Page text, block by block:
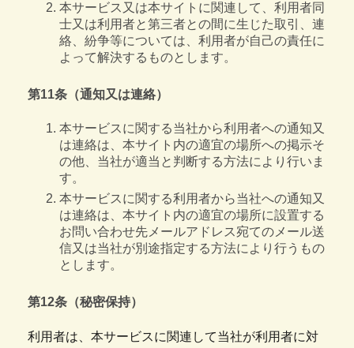
本サービス又は本サイトに関連して、利用者同
士又は利用者と第三者との間に生じた取引、連
絡、紛争等については、利用者が自己の責任に
よって解決するものとします。
第11条（通知又は連絡）
本サービスに関する当社から利用者への通知又
は連絡は、本サイト内の適宜の場所への掲示そ
の他、当社が適当と判断する方法により行いま
す。
本サービスに関する利用者から当社への通知又
は連絡は、本サイト内の適宜の場所に設置する
お問い合わせ先メールアドレス宛てのメール送
信又は当社が別途指定する方法により行うもの
とします。
第12条（秘密保持）
利用者は、本サービスに関連して当社が利用者に対